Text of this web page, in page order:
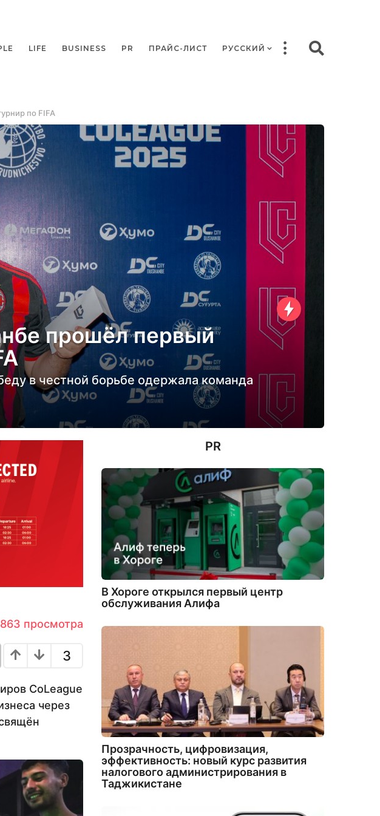
LIFE BUSINESS PR ПРАЙС-ЛИСТ РУССКИЙ
по FIFA
прошёл первый
в честной борьбе одержала команда
просмотра
3
CoLeague
через
PR
В Хороге открылся первый центр
обслуживания Алифа
Прозрачность, цифровизация,
эффективность: новый курс развития
налогового администрирования в
Таджикистане